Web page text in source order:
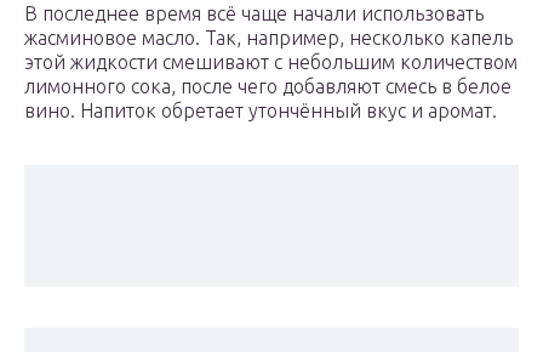
В последнее время всё чаще начали использовать
жасминовое масло. Так, например, несколько капель
этой жидкости смешивают с небольшим количеством
лимонного сока, после чего добавляют смесь в белое
вино. Напиток обретает утончённый вкус и аромат.